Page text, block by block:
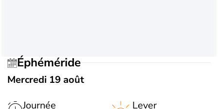
Éphéméride
Mercredi 19 août
Journée
Lever